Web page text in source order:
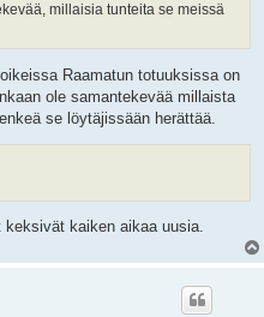
millaisia tunteita se meissä
Raamatun totuuksissa on
ole samantekevää millaista
se löytäjissään herättää.
kaiken aikaa uusia.